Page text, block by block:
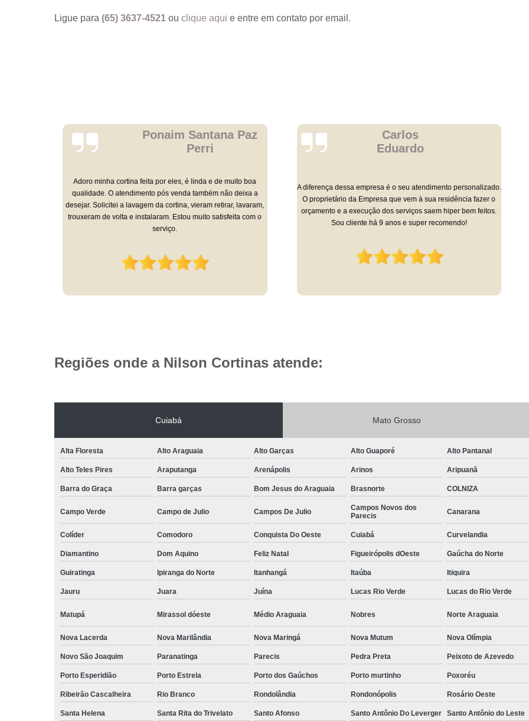
Ligue para (65) 3637-4521 ou clique aqui e entre em contato por email.
Ponaim Santana Paz
Perri
Adoro minha cortina feita por eles, é linda e de muito boa
qualidade. O atendimento pós venda também não deixa a
desejar. Solicitei a lavagem da cortina, vieram retirar, lavaram,
trouxeram de volta e instalaram. Estou muito satisfeita com o
serviço.
Carlos
Eduardo
A diferença dessa empresa é o seu atendimento personalizado.
O proprietário da Empresa que vem à sua residência fazer o
orçamento e a execução dos serviços saem hiper bem feitos.
Sou cliente há 9 anos e super recomendo!
Regiões onde a Nilson Cortinas atende:
Cuiabá Mato Grosso
Alta Floresta Alto Araguaia Alto Garças Alto Guaporé Alto Pantanal
Alto Teles Pires Araputanga Arenápolis Arinos Aripuanã
Barra do Graça Barra garças Bom Jesus do Araguaia Brasnorte COLNIZA
Campo Verde Campo de Julio Campos De Julio
Campos Novos dos
Parecis
Canarana
Colíder Comodoro Conquista Do Oeste Cuiabá Curvelandia
Diamantino Dom Aquino Feliz Natal Figueirópolis dOeste Gaúcha do Norte
Guiratinga Ipiranga do Norte Itanhangá Itaúba Itiquira
Jauru Juara Juína Lucas Rio Verde Lucas do Rio Verde
Matupá Mirassol dóeste Médio Araguaia Nobres Norte Araguaia
Nova Lacerda Nova Marilândia Nova Maringá Nova Mutum Nova Olímpia
Novo São Joaquim Paranatinga Parecis Pedra Preta Peixoto de Azevedo
Porto Esperidião Porto Estrela Porto dos Gaúchos Porto murtinho Poxoréu
Ribeirão Cascalheira Rio Branco Rondolândia Rondonópolis Rosário Oeste
Santa Helena Santa Rita do Trivelato Santo Afonso Santo Antônio Do Leverger Santo Antônio do Leste